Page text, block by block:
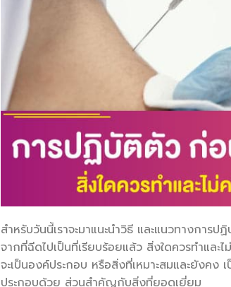
สำหรับวันนี้เราจะมาแนะนำวิธี และแนวทางกา
จากที่ฉีดไปเป็นที่เรียบร้อยแล้ว สิ่งใดควรทำแล
จะเป็นองค์ประกอบ หรือสิ่งที่เหมาะสมและยังค
ประกอบด้วย ส่วนสำคัญกับสิ่งที่ยอดเยี่ยม